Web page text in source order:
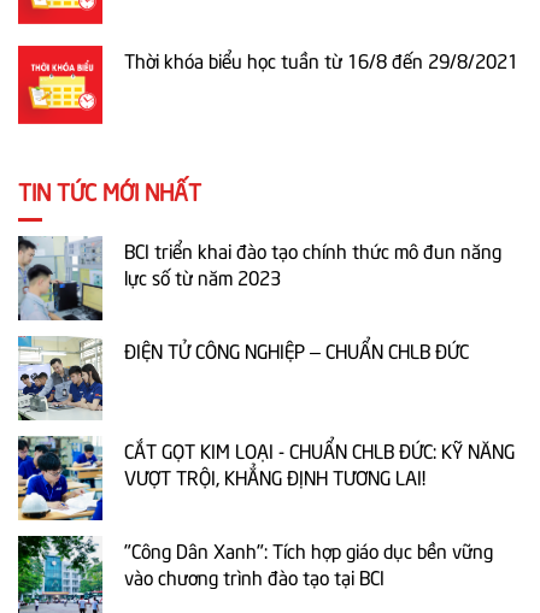
Thời khóa biểu học tuần từ 16/8 đến 29/8/2021
TIN TỨC MỚI NHẤT
BCI triển khai đào tạo chính thức mô đun năng
lực số từ năm 2023
ĐIỆN TỬ CÔNG NGHIỆP – CHUẨN CHLB ĐỨC
CẮT GỌT KIM LOẠI - CHUẨN CHLB ĐỨC: KỸ NĂNG
VƯỢT TRỘI, KHẲNG ĐỊNH TƯƠNG LAI!
"Công Dân Xanh": Tích hợp giáo dục bền vững
vào chương trình đào tạo tại BCI